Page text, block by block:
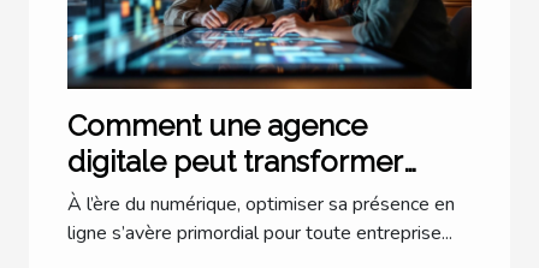
Comment une agence
digitale peut transformer
votre présence en ligne ?
À l’ère du numérique, optimiser sa présence en
ligne s’avère primordial pour toute entreprise...